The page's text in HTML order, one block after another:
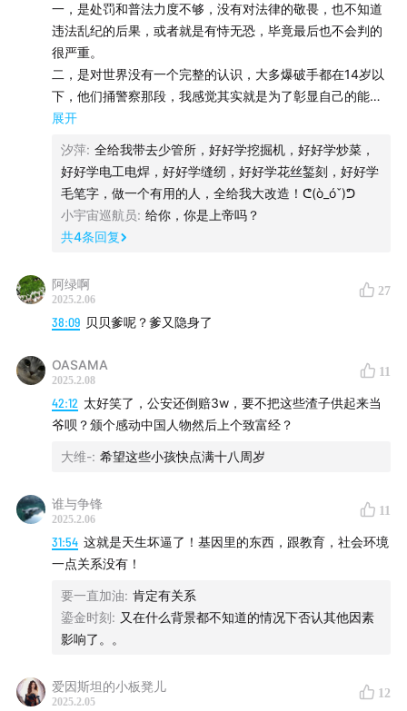
一，是处罚和普法力度不够，没有对法律的敬畏，也不知道
违法乱纪的后果，或者就是有恃无恐，毕竟最后也不会判的
很严重。
二，是对世界没有一个完整的认识，大多爆破手都在14岁以
下，他们捅警察那段，我感觉其实就是为了彰显自己的能力
吧，就像大多数人有青春期叛逆一样，当我们渐渐独立，叛
的对象，或许就是社会和权威。他们选择做这种行为，我认
为除了所谓叛逆，另外就是对未来的不确定，他们处于大概
对自己未来不幸的发展有一定了解，但又不知道怎么改变的
无力的阶段，他们知道自己在未来或许没有竞争力，或许一
无是处，或许庸庸碌碌，他们不甘，但是没有一个良好的路
刑，来我这做小弟，还给你钱，给你住，给你吃，带你潇潇
洒洒，没有人会抵住这个诱惑，这或许就是他们犯罪的原
因。
我至少到现在认为，犯罪动机的了解和报告是有益的，它可
以告诉我们，犯罪动机背后隐藏的社会原因，或者我们需要
警惕的危险因素，但他们该承担的责任是由法律裁定的，需
要承担的一个都不能少。
展开
汐萍: 全给我带去少管所，好好学挖掘机，好好学炒菜，
好好学电工电焊，好好学缝纫，好好学花丝錾刻，好好学
毛笔字，做一个有用的人，全给我大改造！ᕦ(ò_óˇ)ᕤ
小宇宙巡航员: 给你，你是上帝吗？
共4条回复
阿绿啊
2025.2.06
27
38:09 贝贝爹呢？爹又隐身了
OASAMA
2025.2.08
11
42:12 太好笑了，公安还倒赔3w，要不把这些渣子供起来当
爷呗？颁个感动中国人物然后上个致富经？
大维-: 希望这些小孩快点满十八周岁
谁与争锋
2025.2.06
11
31:54 这就是天生坏逼了！基因里的东西，跟教育，社会环境
一点关系没有！
要一直加油: 肯定有关系
鎏金时刻: 又在什么背景都不知道的情况下否认其他因素
影响了。。
爱因斯坦的小板凳儿
2025.2.05
12